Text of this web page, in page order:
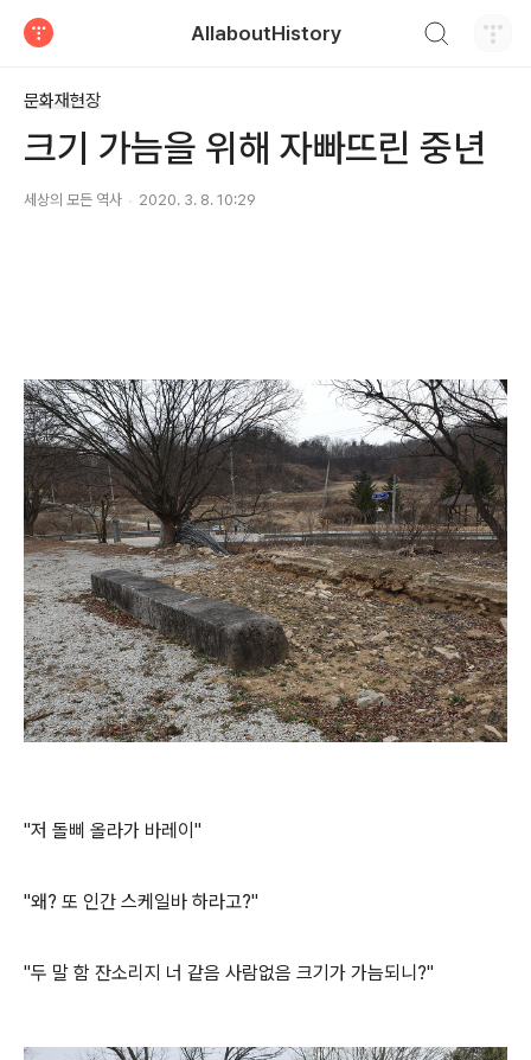
AllaboutHistory
문화재현장
크기 가늠을 위해 자빠뜨린 중년
세상의 모든 역사 2020. 3. 8. 10:29
"저 돌삐 올라가 바레이"
"왜? 또 인간 스케일바 하라고?"
"두 말 함 잔소리지 너 같음 사람없음 크기가 가늠되니?"